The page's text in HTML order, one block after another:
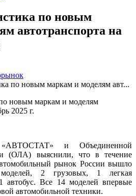
по новым
автотранспорта на
по новым маркам и моделям авт...
«АВТОСТАТ» и Объединенной
(ОЛА) выяснили, что в течение
рынок России вышло
2 грузовых, 1 легкая
автобус. Все 14 моделей впервые
автомобильной техники.